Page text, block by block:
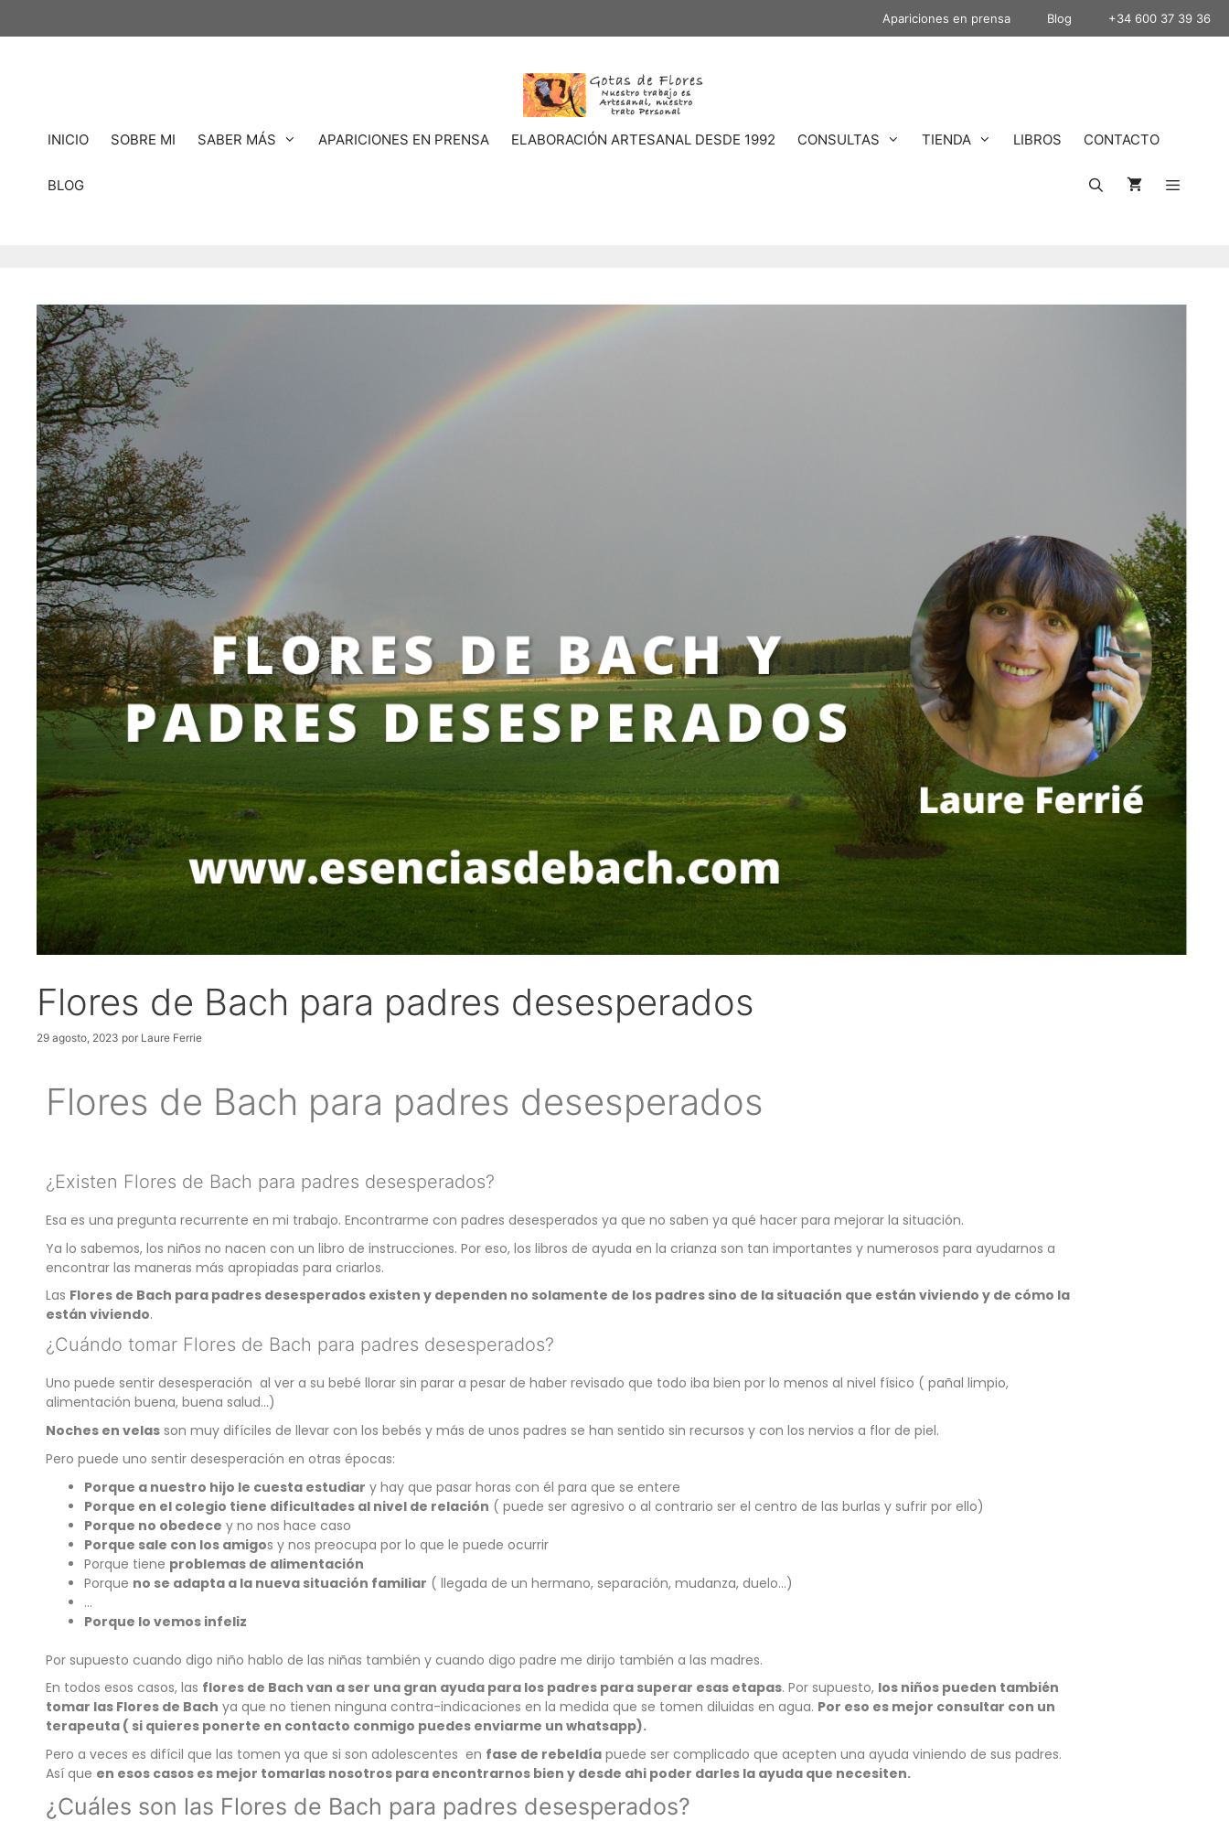
Apariciones en prensa Blog +34 600 37 39 36
INICIO SOBRE MI SABER MÁS APARICIONES EN PRENSA ELABORACIÓN ARTESANAL DESDE 1992 CONSULTAS TIENDA LIBROS CONTACTO
BLOG
Flores de Bach para padres desesperados
29 agosto, 2023 por Laure Ferrie
Flores de Bach para padres desesperados
¿Existen Flores de Bach para padres desesperados?
Esa es una pregunta recurrente en mi trabajo. Encontrarme con padres desesperados ya que no saben ya qué hacer para mejorar la situación.
Ya lo sabemos, los niños no nacen con un libro de instrucciones. Por eso, los libros de ayuda en la crianza son tan importantes y numerosos para ayudarnos a
encontrar las maneras más apropiadas para criarlos.
Las Flores de Bach para padres desesperados existen y dependen no solamente de los padres sino de la situación que están viviendo y de cómo la
están viviendo.
¿Cuándo tomar Flores de Bach para padres desesperados?
Uno puede sentir desesperación al ver a su bebé llorar sin parar a pesar de haber revisado que todo iba bien por lo menos al nivel físico ( pañal limpio,
alimentación buena, buena salud…)
Noches en velas son muy difíciles de llevar con los bebés y más de unos padres se han sentido sin recursos y con los nervios a flor de piel.
Pero puede uno sentir desesperación en otras épocas:
Porque a nuestro hijo le cuesta estudiar y hay que pasar horas con él para que se entere
Porque en el colegio tiene dificultades al nivel de relación ( puede ser agresivo o al contrario ser el centro de las burlas y sufrir por ello)
Porque no obedece y no nos hace caso
Porque sale con los amigos y nos preocupa por lo que le puede ocurrir
Porque tiene problemas de alimentación
Porque no se adapta a la nueva situación familiar ( llegada de un hermano, separación, mudanza, duelo…)
…
Porque lo vemos infeliz
Por supuesto cuando digo niño hablo de las niñas también y cuando digo padre me dirijo también a las madres.
En todos esos casos, las flores de Bach van a ser una gran ayuda para los padres para superar esas etapas. Por supuesto, los niños pueden también
tomar las Flores de Bach ya que no tienen ninguna contra-indicaciones en la medida que se tomen diluidas en agua. Por eso es mejor consultar con un
terapeuta ( si quieres ponerte en contacto conmigo puedes enviarme un whatsapp).
Pero a veces es difícil que las tomen ya que si son adolescentes en fase de rebeldía puede ser complicado que acepten una ayuda viniendo de sus padres.
Así que en esos casos es mejor tomarlas nosotros para encontrarnos bien y desde ahi poder darles la ayuda que necesiten.
¿Cuáles son las Flores de Bach para padres desesperados?